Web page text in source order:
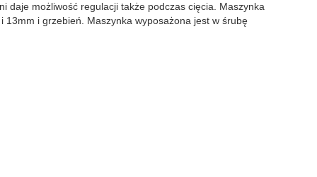
daje możliwość regulacji także podczas cięcia. Maszynka
13mm i grzebień. Maszynka wyposażona jest w śrubę